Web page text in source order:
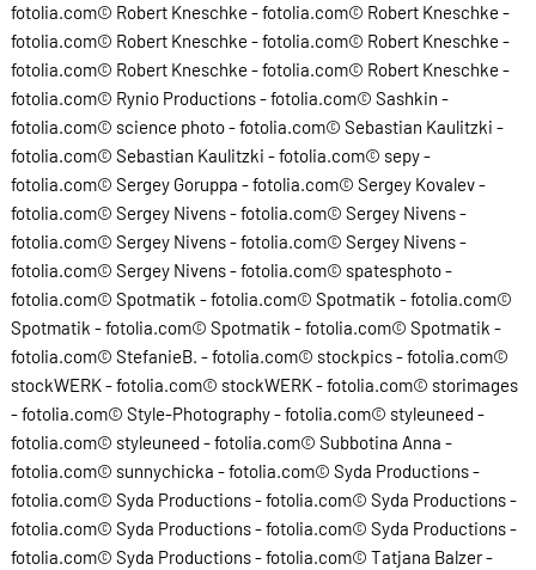
fotolia.com© Robert Kneschke - fotolia.com© Robert Kneschke -
fotolia.com© Robert Kneschke - fotolia.com© Robert Kneschke -
fotolia.com© Robert Kneschke - fotolia.com© Robert Kneschke -
fotolia.com© Rynio Productions - fotolia.com© Sashkin -
fotolia.com© science photo - fotolia.com© Sebastian Kaulitzki -
fotolia.com© Sebastian Kaulitzki - fotolia.com© sepy -
fotolia.com© Sergey Goruppa - fotolia.com© Sergey Kovalev -
fotolia.com© Sergey Nivens - fotolia.com© Sergey Nivens -
fotolia.com© Sergey Nivens - fotolia.com© Sergey Nivens -
fotolia.com© Sergey Nivens - fotolia.com© spatesphoto -
fotolia.com© Spotmatik - fotolia.com© Spotmatik - fotolia.com©
Spotmatik - fotolia.com© Spotmatik - fotolia.com© Spotmatik -
fotolia.com© StefanieB. - fotolia.com© stockpics - fotolia.com©
stockWERK - fotolia.com© stockWERK - fotolia.com© storimages
- fotolia.com© Style-Photography - fotolia.com© styleuneed -
fotolia.com© styleuneed - fotolia.com© Subbotina Anna -
fotolia.com© sunnychicka - fotolia.com© Syda Productions -
fotolia.com© Syda Productions - fotolia.com© Syda Productions -
fotolia.com© Syda Productions - fotolia.com© Syda Productions -
fotolia.com© Syda Productions - fotolia.com© Tatjana Balzer -